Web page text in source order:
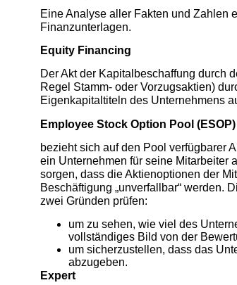
Eine Analyse aller Fakten und Zahlen
Finanzunterlagen.
Equity Financing
Der Akt der Kapitalbeschaffung durch
Regel Stamm- oder Vorzugsaktien)
Eigenkapitaltiteln des Unternehmens
Employee Stock Option Pool (ESOP)
bezieht sich auf den Pool verfügbarer
ein Unternehmen für seine Mitarbeiter
sorgen, dass die Aktienoptionen der
Beschäftigung „unverfallbar“ werden.
zwei Gründen prüfen:
um zu sehen, wie viel des
vollständiges Bild von der
um sicherzustellen, dass das
abzugeben.
Expert